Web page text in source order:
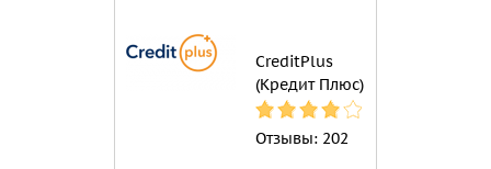
CreditPlus
(Кредит Плюс)
Отзывы: 202